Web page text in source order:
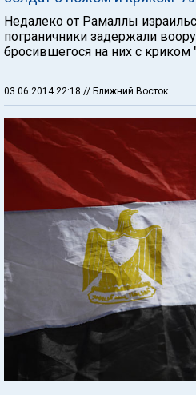
Недалеко от Рамаллы
пограничники задержали
бросившегося на них с криком
03.06.2014 22:18 // Ближний Восток